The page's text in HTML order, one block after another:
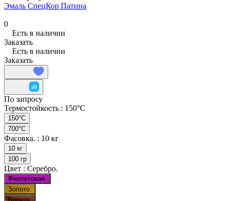
Эмаль СпецКор Патина
0
Есть в наличии
Заказать
Есть в наличии
Заказать
По запросу
Термостойкость : 150°C
150°C
700°C
Фасовка. : 10 кг
10 кг
100 гр
Цвет : Серебро.
Фиолетовая.
Золото.